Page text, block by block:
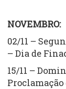
NOVEMBRO:
02/11 –
– Dia de
15/11 –
Proclamação